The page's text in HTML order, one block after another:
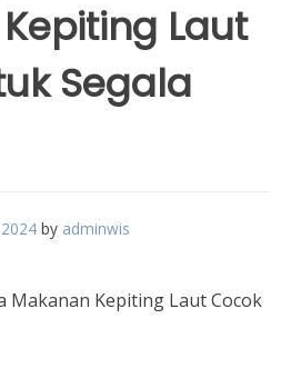
Laut
Segala
by adminwis
Makanan Kepiting Laut Cocok